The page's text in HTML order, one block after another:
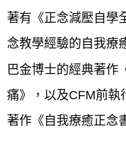
著有《正念減壓自學
念教學經驗的自我療
巴金博士的經典著作
痛》，以及CFM前執
著作《自我療癒正念